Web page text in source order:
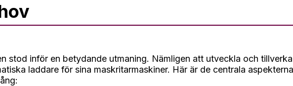
stod inför en betydande utmaning. Nämligen att utveckla och
laddare för sina maskritarmaskiner. Här är de centrala